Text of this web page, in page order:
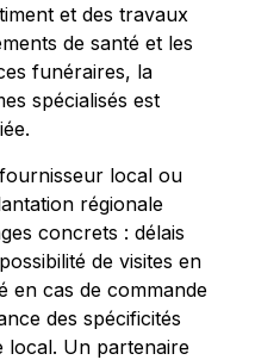
et des travaux
de santé et les
funéraires, la
spécialisés est
local ou
régionale
concrets : délais
de visites en
en cas de commande
des spécificités
local. Un partenaire